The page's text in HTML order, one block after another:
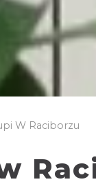
W Raciborzu